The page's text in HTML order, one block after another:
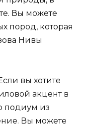
Вы можете
пород, которая
Нивы
вы хотите
акцент в
подиум из
Вы можете